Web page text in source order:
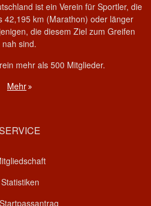
ist ein Verein für Sportler, die
42,195 km (Marathon) oder länger
die diesem Ziel zum Greifen
nah sind.
mehr als 500 Mitglieder.
Mehr
Statistiken